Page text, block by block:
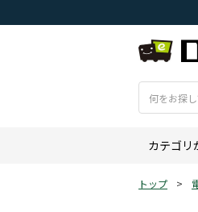
カテゴリ
トップ >